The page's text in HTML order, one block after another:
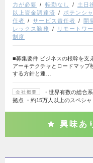
力が必要
転勤なし 土日
以上資金調達済
ポテンシ
任者
サービス責任者 開
レックス勤務
リモートワ
制度
■募集要件 ビジネスの根幹を支
アーキテクチャとロードマップ
する方針と運…
会社概要
・世界有数の総合
拠点 ・約15万人以上のスペシ
興味あ